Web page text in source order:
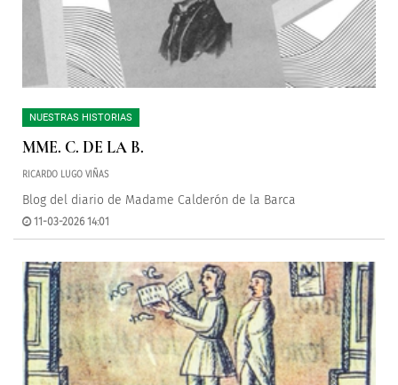
NUESTRAS HISTORIAS
MME. C. DE LA B.
RICARDO LUGO VIÑAS
Blog del diario de Madame Calderón de la Barca
11-03-2026 14:01